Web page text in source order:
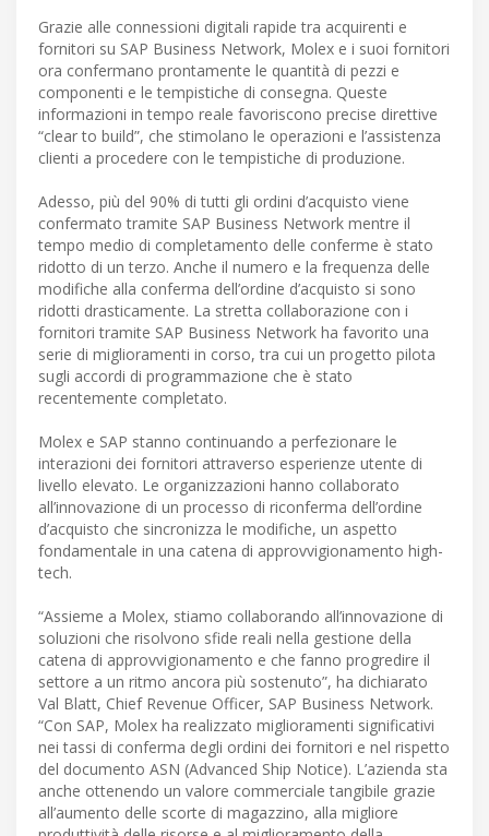
Grazie alle connessioni digitali rapide tra acquirenti e
fornitori su SAP Business Network, Molex e i suoi fornitori
ora confermano prontamente le quantità di pezzi e
componenti e le tempistiche di consegna. Queste
informazioni in tempo reale favoriscono precise direttive
“clear to build”, che stimolano le operazioni e l’assistenza
clienti a procedere con le tempistiche di produzione.
Adesso, più del 90% di tutti gli ordini d’acquisto viene
confermato tramite SAP Business Network mentre il
tempo medio di completamento delle conferme è stato
ridotto di un terzo. Anche il numero e la frequenza delle
modifiche alla conferma dell’ordine d’acquisto si sono
ridotti drasticamente. La stretta collaborazione con i
fornitori tramite SAP Business Network ha favorito una
serie di miglioramenti in corso, tra cui un progetto pilota
sugli accordi di programmazione che è stato
recentemente completato.
Molex e SAP stanno continuando a perfezionare le
interazioni dei fornitori attraverso esperienze utente di
livello elevato. Le organizzazioni hanno collaborato
all’innovazione di un processo di riconferma dell’ordine
d’acquisto che sincronizza le modifiche, un aspetto
fondamentale in una catena di approvvigionamento high-
tech.
“Assieme a Molex, stiamo collaborando all’innovazione di
soluzioni che risolvono sfide reali nella gestione della
catena di approvvigionamento e che fanno progredire il
settore a un ritmo ancora più sostenuto”, ha dichiarato
Val Blatt, Chief Revenue Officer, SAP Business Network.
“Con SAP, Molex ha realizzato miglioramenti significativi
nei tassi di conferma degli ordini dei fornitori e nel rispetto
del documento ASN (Advanced Ship Notice). L’azienda sta
anche ottenendo un valore commerciale tangibile grazie
all’aumento delle scorte di magazzino, alla migliore